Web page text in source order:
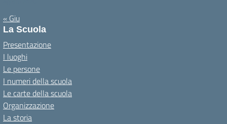
« Giu
La Scuola
Presentazione
I luoghi
Le persone
I numeri della scuola
Le carte della scuola
Organizzazione
La storia